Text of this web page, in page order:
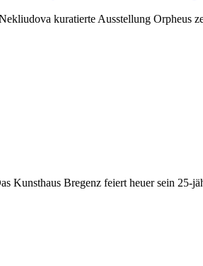
kuratierte Ausstellung Orpheus
Kunsthaus Bregenz feiert heuer sein 25-